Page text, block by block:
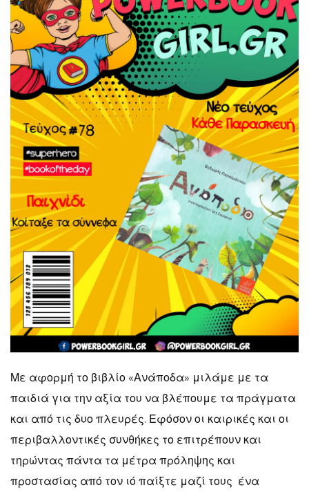
Με αφορμή το βιβλίο «Ανάποδα» μιλάμε με τα
παιδιά για την αξία του να βλέπουμε τα πράγματα
και από τις δυο πλευρές. Εφόσον οι καιρικές και οι
περιβαλλοντικές συνθήκες το επιτρέπουν και
τηρώντας πάντα τα μέτρα πρόληψης και
προστασίας από τον ιό παίξτε μαζί τους ένα